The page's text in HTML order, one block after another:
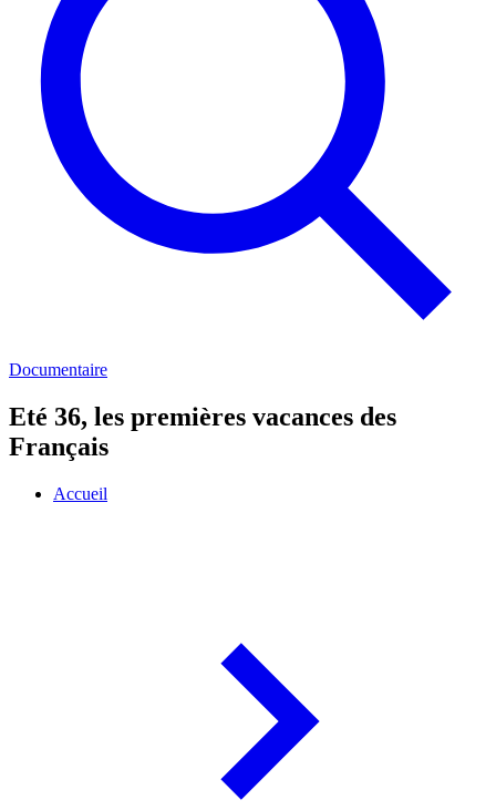
Documentaire
Eté 36, les premières vacances des
Français
Accueil